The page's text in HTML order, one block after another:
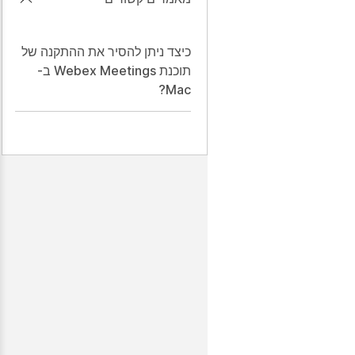
כיצד ניתן להסיר את ההתקנה של
תוכנת Webex Meetings ב-
Mac?